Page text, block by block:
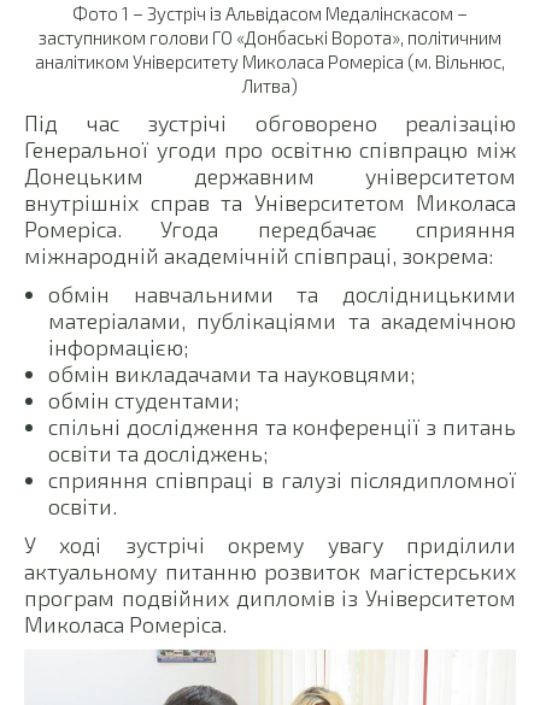
Фото 1 – Зустріч із Альвідасом Медалінскасом –
заступником голови ГО «Донбаські Ворота», політичним
аналітиком Університету Миколаса Ромеріса (м. Вільнюс,
Литва)
Під час зустрічі обговорено реалізацію
Генеральної угоди про освітню співпрацю між
Донецьким державним університетом
внутрішніх справ та Університетом Миколаса
Ромеріса. Угода передбачає сприяння
міжнародній академічній співпраці, зокрема:
обмін навчальними та дослідницькими
матеріалами, публікаціями та академічною
інформацією;
обмін викладачами та науковцями;
обмін студентами;
спільні дослідження та конференції з питань
освіти та досліджень;
сприяння співпраці в галузі післядипломної
освіти.
У ході зустрічі окрему увагу приділили
актуальному питанню розвиток магістерських
програм подвійних дипломів із Університетом
Миколаса Ромеріса.